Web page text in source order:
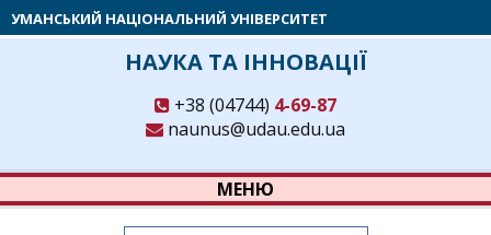
УМАНСЬКИЙ НАЦІОНАЛЬНИЙ УНІВЕРСИТЕТ
НАУКА ТА ІННОВАЦІЇ
+38 (04744) 4-69-87
naunus@udau.edu.ua
МЕНЮ